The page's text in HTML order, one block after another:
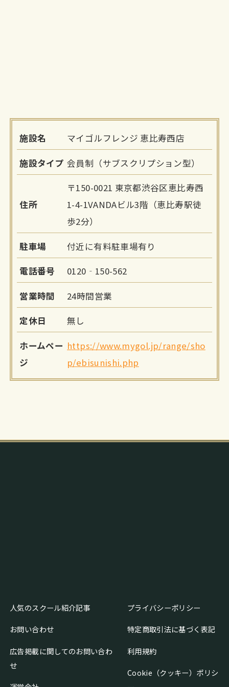
施設名 マイゴルフレンジ 恵比寿西店
施設タイプ 会員制（サブスクリプション型）
住所
〒150-0021 東京都渋谷区恵比寿西
1-4-1VANDAビル3階（恵比寿駅徒
歩2分）
駐車場 付近に有料駐車場有り
電話番号 0120‐150-562
営業時間 24時間営業
定休日 無し
ホームペー
ジ
https://www.mygol.jp/range/sho
p/ebisunishi.php
人気のスクール紹介記事
お問い合わせ
広告掲載に関してのお問い合わ
せ
プライバシーポリシー
特定商取引法に基づく表記
利用規約
Cookie（クッキー）ポリシ